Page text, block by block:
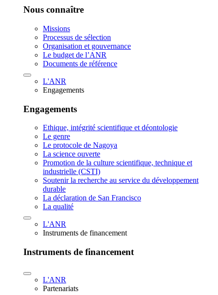
Nous connaître
Missions
Processus de sélection
Organisation et gouvernance
Le budget de l’ANR
Documents de référence
L'ANR
Engagements
Engagements
Ethique, intégrité scientifique et déontologie
Le genre
Le protocole de Nagoya
La science ouverte
Promotion de la culture scientifique, technique et
industrielle (CSTI)
Soutenir la recherche au service du développement
durable
La déclaration de San Francisco
La qualité
L'ANR
Instruments de financement
Instruments de financement
L'ANR
Partenariats